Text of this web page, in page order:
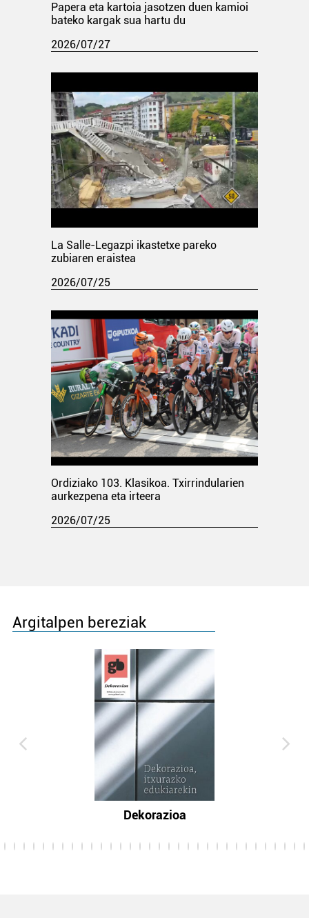
Papera eta kartoia jasotzen duen kamioi
bateko kargak sua hartu du
2026/07/27
La Salle-Legazpi ikastetxe pareko
zubiaren eraistea
2026/07/25
Ordiziako 103. Klasikoa. Txirrindularien
aurkezpena eta irteera
2026/07/25
Argitalpen bereziak
Dekorazioa